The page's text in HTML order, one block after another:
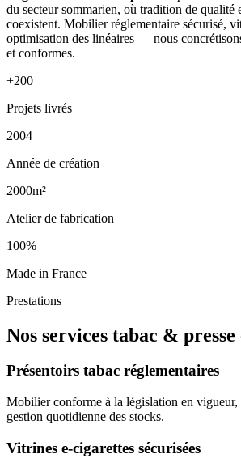
du secteur sommarien, où tradition de qualité
coexistent. Mobilier réglementaire sécurisé,
optimisation des linéaires — nous
et conformes.
+200
Projets livrés
2004
Année de création
2000m²
Atelier de fabrication
100%
Made in France
Prestations
Nos services tabac & presse
Présentoirs tabac réglementaires
Mobilier conforme à la législation en vigueur,
gestion quotidienne des stocks.
Vitrines e-cigarettes sécurisées